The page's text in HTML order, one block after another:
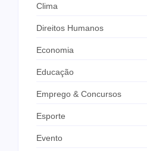
Clima
Direitos Humanos
Economia
Educação
Emprego & Concursos
Esporte
Evento